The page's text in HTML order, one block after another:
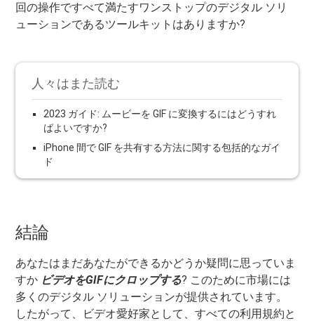
回の操作ですべて満たすワンストップのデジタル ソリ
ューションであるツールキットはありますか?
人々はまた読む
2023 ガイド: ムービーを GIF に変換するにはどうすれ
ばよいですか?
iPhone 間で GIF を共有する方法に関する包括的なガイ
ド
結論
あなたはまだあなたができるかどうか疑問に思っていま
すか ビデオをGIFにクロップする? このために市場には
多くのデジタル ソリューションが提供されています。
したがって、ビデオ愛好家として、すべての利用規約と